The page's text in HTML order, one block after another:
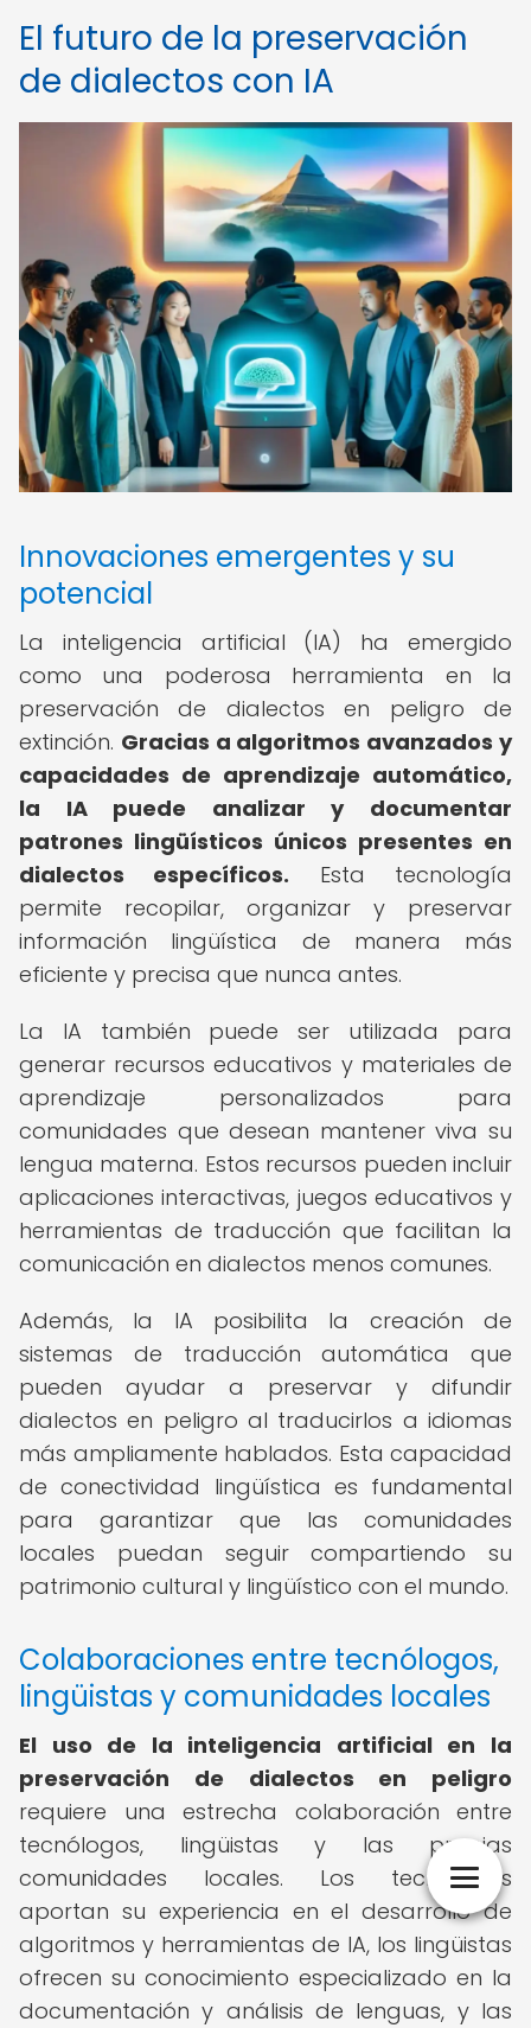
El futuro de la preservación
de dialectos con IA
Innovaciones emergentes y su
potencial
La inteligencia artificial (IA) ha emergido
como una poderosa herramienta en la
preservación de dialectos en peligro de
extinción. Gracias a algoritmos avanzados y
capacidades de aprendizaje automático,
la IA puede analizar y documentar
patrones lingüísticos únicos presentes en
dialectos específicos. Esta tecnología
permite recopilar, organizar y preservar
información lingüística de manera más
eficiente y precisa que nunca antes.
La IA también puede ser utilizada para
generar recursos educativos y materiales de
aprendizaje personalizados para
comunidades que desean mantener viva su
lengua materna. Estos recursos pueden incluir
aplicaciones interactivas, juegos educativos y
herramientas de traducción que facilitan la
comunicación en dialectos menos comunes.
Además, la IA posibilita la creación de
sistemas de traducción automática que
pueden ayudar a preservar y difundir
dialectos en peligro al traducirlos a idiomas
más ampliamente hablados. Esta capacidad
de conectividad lingüística es fundamental
para garantizar que las comunidades
locales puedan seguir compartiendo su
patrimonio cultural y lingüístico con el mundo.
Colaboraciones entre tecnólogos,
lingüistas y comunidades locales
El uso de la inteligencia artificial en la
preservación de dialectos en peligro
requiere una estrecha colaboración entre
tecnólogos, lingüistas y las propias
comunidades locales. Los tecnólogos
aportan su experiencia en el desarrollo de
algoritmos y herramientas de IA, los lingüistas
ofrecen su conocimiento especializado en la
documentación y análisis de lenguas, y las